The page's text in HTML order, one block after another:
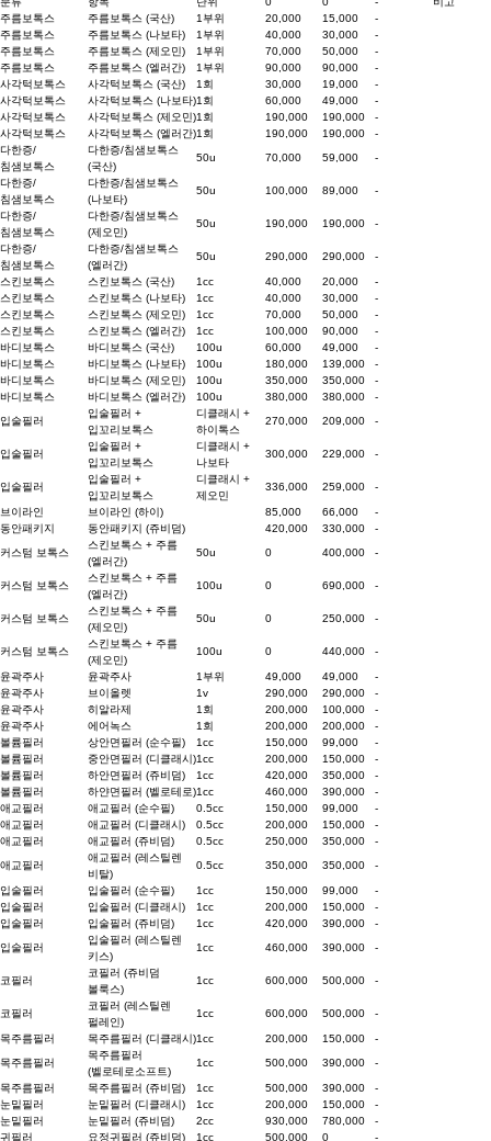
주름보톡스
주름보톡스 (국산) 1부위 20,000 15,000
-
주름보톡스
주름보톡스 (나보타) 1부위 40,000 30,000
-
주름보톡스
주름보톡스 (제오민) 1부위 70,000 50,000
-
주름보톡스
주름보톡스 (엘러간) 1부위 90,000 90,000
-
사각턱보톡스
사각턱보톡스 (국산) 1회 30,000 19,000
-
사각턱보톡스
사각턱보톡스 (나보타)1회 60,000 49,000
-
사각턱보톡스
사각턱보톡스 (제오민)1회 190,000 190,000
-
사각턱보톡스
사각턱보톡스 (엘러간)1회 190,000 190,000
-
다한증/
침샘보톡스
다한증/침샘보톡스
(국산)
50u 70,000 59,000 -
다한증/
침샘보톡스
다한증/침샘보톡스
(나보타)
50u 100,000 89,000 -
다한증/
침샘보톡스
다한증/침샘보톡스
(제오민)
50u 190,000 190,000 -
다한증/
침샘보톡스
다한증/침샘보톡스
(엘러간)
50u 290,000 290,000 -
스킨보톡스 스킨보톡스 (국산) 1cc 40,000 20,000
-
스킨보톡스
스킨보톡스 (나보타) 1cc 40,000 30,000
-
스킨보톡스
스킨보톡스 (제오민) 1cc 70,000 50,000
-
스킨보톡스
스킨보톡스 (엘러간) 1cc 100,000 90,000
-
바디보톡스
바디보톡스 (국산) 100u 60,000 49,000
-
바디보톡스
바디보톡스 (나보타) 100u 180,000 139,000
-
바디보톡스
바디보톡스 (제오민) 100u 350,000 350,000
-
바디보톡스
바디보톡스 (엘러간) 100u 380,000 380,000
-
입술필러
입술필러 +
입꼬리보톡스
디클래시 +
하이톡스
270,000 209,000 -
입술필러
입술필러 +
입꼬리보톡스
디클래시 +
나보타
300,000 229,000 -
입술필러
입술필러 +
입꼬리보톡스
디클래시 +
제오민
336,000 259,000 -
브이라인 브이라인 (하이) 85,000 66,000
-
동안패키지
동안패키지 (쥬비덤) 420,000 330,000
-
커스텀 보톡스
스킨보톡스 + 주름
(엘러간)
50u 0 400,000 -
커스텀 보톡스
스킨보톡스 + 주름
(엘러간)
100u 0 690,000 -
커스텀 보톡스
스킨보톡스 + 주름
(제오민)
50u 0 250,000 -
커스텀 보톡스
스킨보톡스 + 주름
(제오민)
100u 0 440,000 -
윤곽주사 윤곽주사 1부위 49,000 49,000
-
윤곽주사
브이올렛 1v 290,000 290,000
-
윤곽주사
히알라제 1회 200,000 100,000
-
윤곽주사
에어녹스 1회 200,000 200,000
-
볼륨필러
상안면필러 (순수필) 1cc 150,000 99,000
-
볼륨필러
중안면필러 (디클래시)1cc 200,000 150,000
-
볼륨필러
하안면필러 (쥬비덤) 1cc 420,000 350,000
-
볼륨필러
하얀면필러 (벨로테로)1cc 460,000 390,000
-
애교필러
애교필러 (순수필) 0.5cc 150,000 99,000
-
애교필러
애교필러 (디클래시) 0.5cc 200,000 150,000
-
애교필러
애교필러 (쥬비덤) 0.5cc 250,000 350,000
-
애교필러
애교필러 (레스틸렌
비탈)
0.5cc 350,000 350,000 -
입술필러 입술필러 (순수필) 1cc 150,000 99,000
-
입술필러
입술필러 (디클래시) 1cc 200,000 150,000
-
입술필러
입술필러 (쥬비덤) 1cc 420,000 390,000
-
입술필러
입술필러 (레스틸렌
키스)
1cc 460,000 390,000 -
코필러
코필러 (쥬비덤
볼룩스)
1cc 600,000 500,000 -
코필러
코필러 (레스틸렌
펄레인)
1cc 600,000 500,000 -
목주름필러 목주름필러 (디클래시)1cc 200,000 150,000
-
목주름필러
목주름필러
(벨로테로소프트)
1cc 500,000 390,000 -
목주름필러 목주름필러 (쥬비덤) 1cc 500,000 390,000
-
눈밑필러
눈밑필러 (디클래시) 1cc 200,000 150,000
-
눈밑필러
눈밑필러 (쥬비덤) 2cc 930,000 780,000
-
귀필러
요정귀필러 (쥬비덤) 1cc 500,000 0
-